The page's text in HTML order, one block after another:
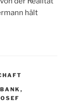
hält
,